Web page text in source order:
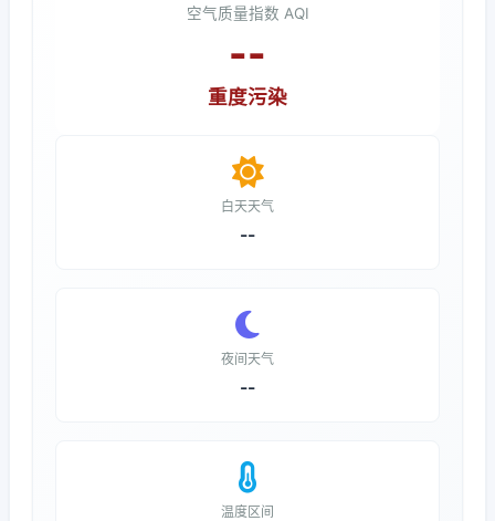
空气质量指数 AQI
--
重度污染
白天天气
--
夜间天气
--
温度区间